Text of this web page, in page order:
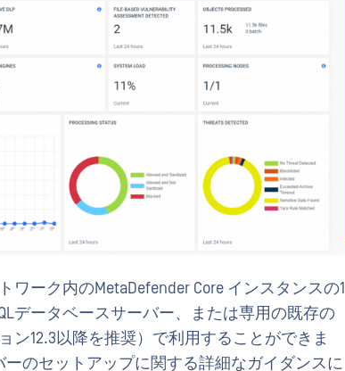
ワーク内のMetaDefender Core インスタンスの1
データベースサーバー、または専用の既存の
ン12.3以降を推奨）で利用することができま
ーのセットアップに関する詳細なガイダンスに